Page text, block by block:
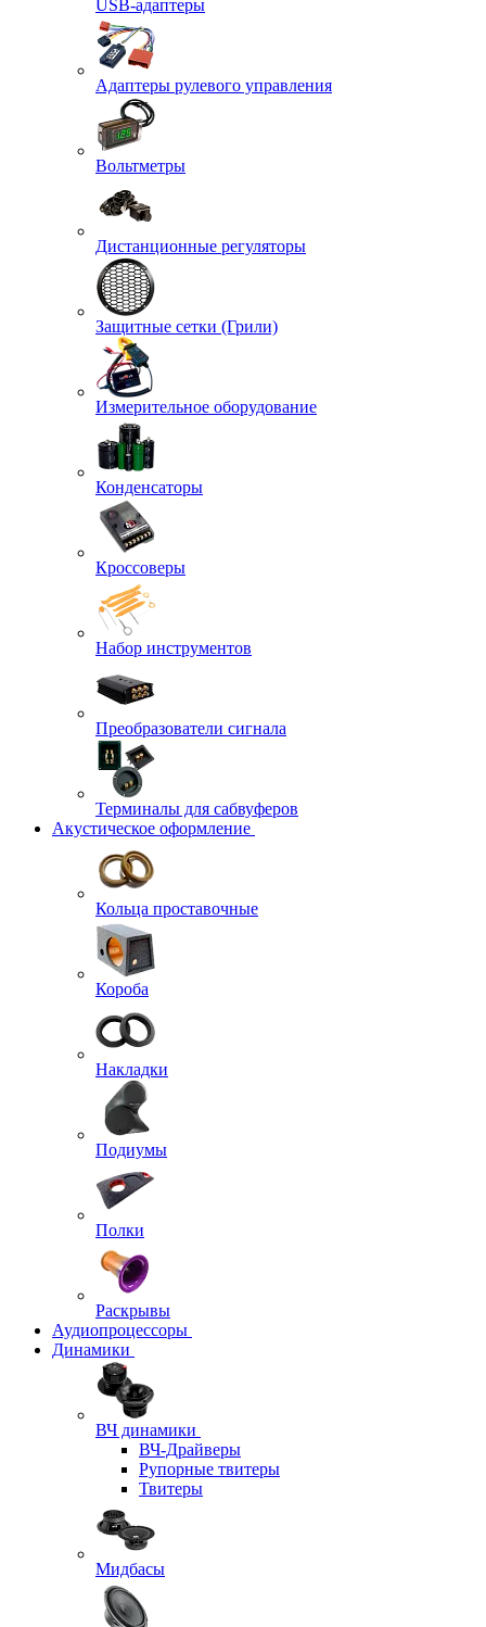
USB-адаптеры
Адаптеры рулевого управления
Вольтметры
Дистанционные регуляторы
Защитные сетки (Грили)
Измерительное оборудование
Конденсаторы
Кроссоверы
Набор инструментов
Преобразователи сигнала
Терминалы для сабвуферов
Акустическое оформление
Кольца проставочные
Короба
Накладки
Подиумы
Полки
Раскрывы
Аудиопроцессоры
Динамики
ВЧ динамики
ВЧ-Драйверы
Рупорные твитеры
Твитеры
Мидбасы